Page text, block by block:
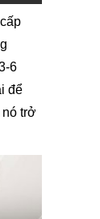
6
để
trở